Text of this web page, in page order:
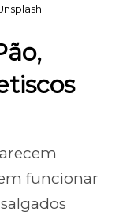
funcionar